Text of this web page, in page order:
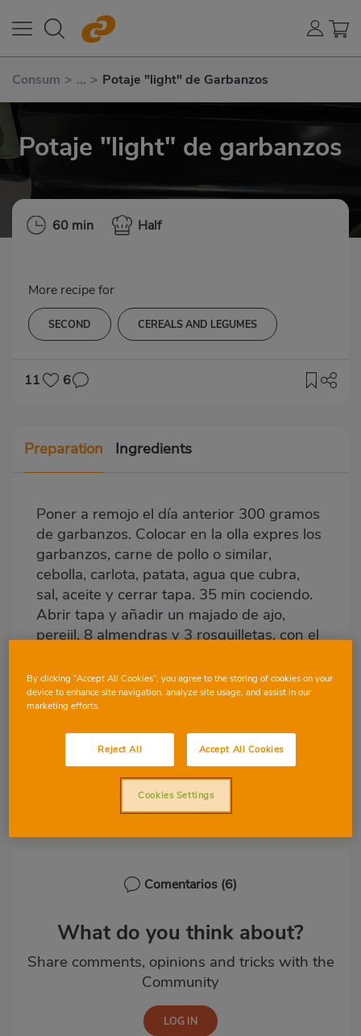
Consum > ... > Potaje "light" de Garbanzos
Potaje "light" de garbanzos
60 min Half
More recipe for
SECOND CEREALS AND LEGUMES
11 6
Preparation Ingredients
Poner a remojo el día anterior 300 gramos
de garbanzos. Colocar en la olla expres los
garbanzos, carne de pollo o similar,
cebolla, carlota, patata, agua que cubra,
sal, aceite y cerrar tapa. 35 min cociendo.
Abrir tapa y añadir un majado de ajo,
perejil, 8 almendras y 3 rosquilletas, con el
min. Apagar fuego y a la hora de emplatar
añadir huevo duro.
Paso 1
Recuerda que mínimo en la olla
express unos 25 minutos
Comentarios (6)
What do you think about?
Share comments, opinions and tricks with the
Community
By clicking “Accept All Cookies”, you agree to the storing of cookies on your
device to enhance site navigation, analyze site usage, and assist in our
marketing efforts.
Reject All Accept All Cookies
Cookies Settings